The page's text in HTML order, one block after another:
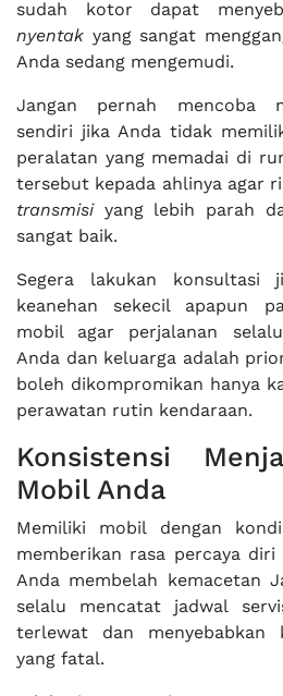
sudah kotor dapat
nyentak yang sangat
Anda sedang mengemudi.
Jangan pernah mencoba
sendiri jika Anda tidak
peralatan yang memadai di
tersebut kepada ahlinya agar
transmisiyang lebih parah
sangat baik.
Segera lakukan konsultasi
keanehan sekecil apapun
mobil agar perjalanan
Anda dan keluarga adalah
boleh dikompromikan hanya
perawatan rutin kendaraan.
Konsistensi
Mobil Anda
Memiliki mobil dengan
memberikan rasa percaya
Anda membelah kemacetan
selalu mencatat jadwal
terlewat dan menyebabkan
yang fatal.